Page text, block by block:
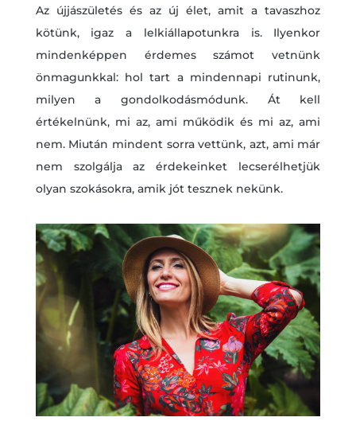
Az újjászületés és az új élet, amit a tavaszhoz
kötünk, igaz a lelkiállapotunkra is. Ilyenkor
mindenképpen érdemes számot vetnünk
önmagunkkal: hol tart a mindennapi rutinunk,
milyen a gondolkodásmódunk. Át kell
értékelnünk, mi az, ami működik és mi az, ami
nem. Miután mindent sorra vettünk, azt, ami már
nem szolgálja az érdekeinket lecserélhetjük
olyan szokásokra, amik jót tesznek nekünk.